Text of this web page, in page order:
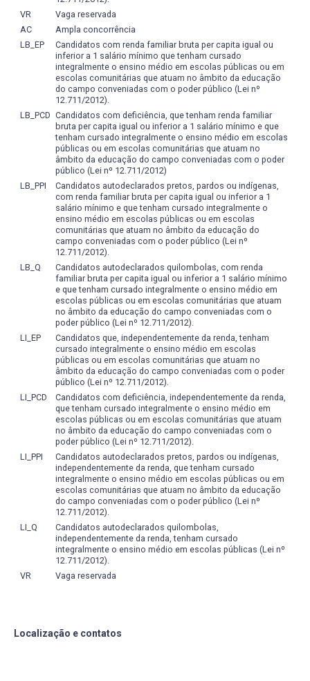
VR
Vaga reservada
AC
Ampla concorrência
LB_EP
Candidatos com renda familiar bruta per capita igual ou
inferior a 1 salário mínimo que tenham cursado
integralmente o ensino médio em escolas públicas ou em
escolas comunitárias que atuam no âmbito da educação
do campo conveniadas com o poder público (Lei nº
12.711/2012).
LB_PCD Candidatos com deficiência, que tenham renda familiar
bruta per capita igual ou inferior a 1 salário mínimo e que
tenham cursado integralmente o ensino médio em escolas
públicas ou em escolas comunitárias que atuam no
âmbito da educação do campo conveniadas com o poder
público (Lei nº 12.711/2012)
LB_PPI
Candidatos autodeclarados pretos, pardos ou indígenas,
com renda familiar bruta per capita igual ou inferior a 1
salário mínimo e que tenham cursado integralmente o
ensino médio em escolas públicas ou em escolas
comunitárias que atuam no âmbito da educação do
campo conveniadas com o poder público (Lei nº
12.711/2012).
LB_Q
Candidatos autodeclarados quilombolas, com renda
familiar bruta per capita igual ou inferior a 1 salário mínimo
e que tenham cursado integralmente o ensino médio em
escolas públicas ou em escolas comunitárias que atuam
no âmbito da educação do campo conveniadas com o
poder público (Lei nº 12.711/2012).
LI_EP
Candidatos que, independentemente da renda, tenham
cursado integralmente o ensino médio em escolas
públicas ou em escolas comunitárias que atuam no
âmbito da educação do campo conveniadas com o poder
público (Lei nº 12.711/2012).
LI_PCD
Candidatos com deficiência, independentemente da renda,
que tenham cursado integralmente o ensino médio em
escolas públicas ou em escolas comunitárias que atuam
no âmbito da educação do campo conveniadas com o
poder público (Lei nº 12.711/2012).
LI_PPI
Candidatos autodeclarados pretos, pardos ou indígenas,
independentemente da renda, que tenham cursado
integralmente o ensino médio em escolas públicas ou em
escolas comunitárias que atuam no âmbito da educação
do campo conveniadas com o poder público (Lei nº
12.711/2012).
LI_Q
Candidatos autodeclarados quilombolas,
independentemente da renda, tenham cursado
integralmente o ensino médio em escolas públicas (Lei nº
12.711/2012).
VR
Vaga reservada
Localização e contatos